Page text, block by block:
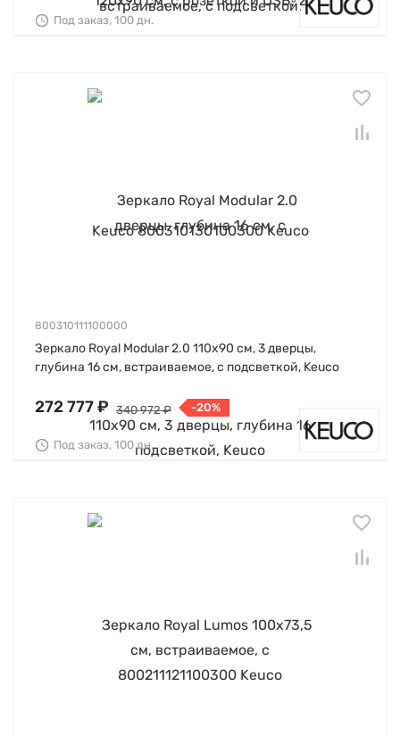
Под заказ, 100 дн.
800310111100000
Зеркало Royal Modular 2.0 110х90 см, 3 дверцы,
глубина 16 см, встраиваемое, с подсветкой, Keuco
272 777 ₽ 340 972 ₽ -20%
Под заказ, 100 дн.